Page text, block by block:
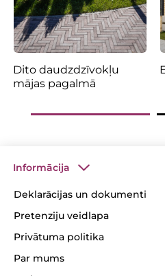
Dito daudzdzīvokļu
mājas pagalmā
Informācija
Deklarācijas un dokumenti
Pretenziju veidlapa
Privātuma politika
Par mums